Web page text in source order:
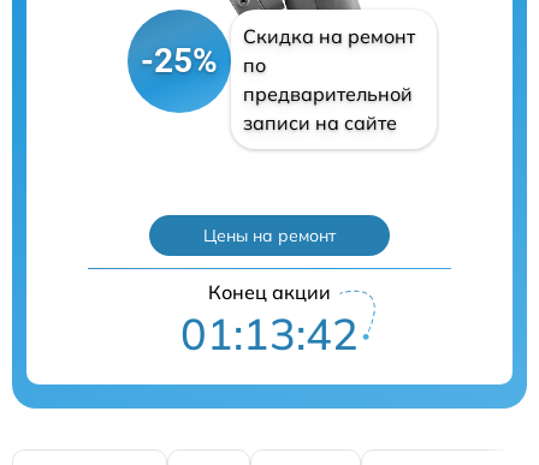
-25%
Скидка на ремонт
по
предварительной
записи на сайте
Цены на ремонт
Конец акции
01:13:41